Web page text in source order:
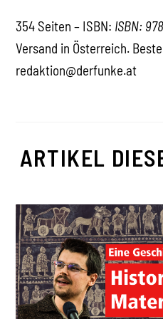
354 Seiten – ISBN: ISBN:
Versand in Österreich.
redaktion@derfunke.at
ARTIKEL